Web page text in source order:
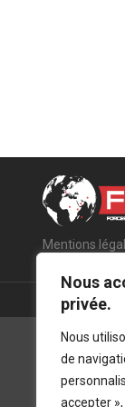
Nous
privée.
Nous
de
accepter
Mentions